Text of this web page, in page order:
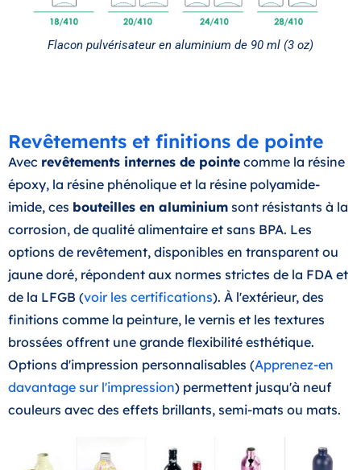
Flacon pulvérisateur en aluminium de 90 ml (3 oz)
Revêtements et finitions de pointe
Avec revêtements internes de pointe comme la résine
époxy, la résine phénolique et la résine polyamide-
imide, ces bouteilles en aluminium sont résistants à la
corrosion, de qualité alimentaire et sans BPA. Les
options de revêtement, disponibles en transparent ou
jaune doré, répondent aux normes strictes de la FDA et
de la LFGB (voir les certifications). À l'extérieur, des
finitions comme la peinture, le vernis et les textures
brossées offrent une grande flexibilité esthétique.
Options d'impression personnalisables (Apprenez-en
davantage sur l'impression) permettent jusqu'à neuf
couleurs avec des effets brillants, semi-mats ou mats.